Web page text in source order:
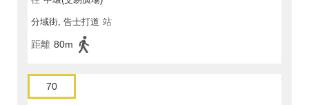
分域街, 告士打道 站
距離 80m
70